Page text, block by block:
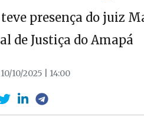
presença do juiz
de Justiça do Amapá
10/2025 | 14:00